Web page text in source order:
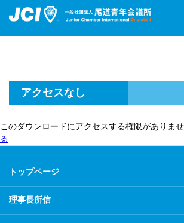
アクセスなし
このダウンロードにアクセスする権限がありませ
る
トップページ
理事長所信